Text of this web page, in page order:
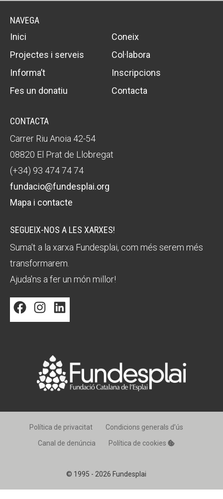
NAVEGA
Inici
Coneix
Projectes i serveis
Col·labora
Informa’t
Inscripcions
Fes un donatiu
Contacta
CONTACTA
Carrer Riu Anoia 42-54
08820 El Prat de Llobregat
(+34) 93 474 74 74
fundacio@fundesplai.org
Mapa i contacte
SEGUEIX-NOS A LES XARXES!
Suma't a la xarxa Fundesplai, com més serem més
transformarem.
Ajuda'ns a fer un món millor!
FacebookInstagram
© 1995 - 2026 Fundesplai
Política de privacitat
Condicions generals d’ús
Canal de denúncia
Política de cookies